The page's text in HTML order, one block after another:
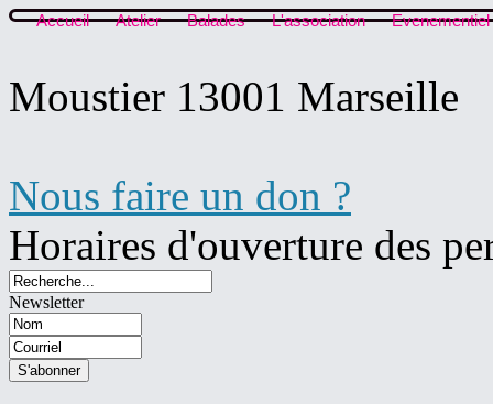
Accueil Atelier Balades L'association Evenementiel
Moustier 13001 Marseille
Nous faire un don ?
Horaires d'ouverture des
Newsletter